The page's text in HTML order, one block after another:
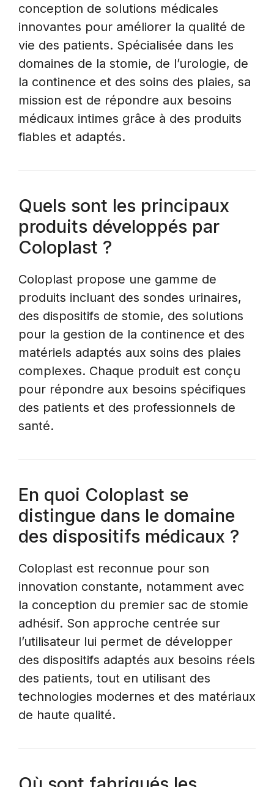
conception de solutions médicales
innovantes pour améliorer la qualité de
vie des patients. Spécialisée dans les
domaines de la stomie, de l’urologie, de
la continence et des soins des plaies, sa
mission est de répondre aux besoins
médicaux intimes grâce à des produits
fiables et adaptés.
Quels sont les principaux
produits développés par
Coloplast ?
Coloplast propose une gamme de
produits incluant des sondes urinaires,
des dispositifs de stomie, des solutions
pour la gestion de la continence et des
matériels adaptés aux soins des plaies
complexes. Chaque produit est conçu
pour répondre aux besoins spécifiques
des patients et des professionnels de
santé.
En quoi Coloplast se
distingue dans le domaine
des dispositifs médicaux ?
Coloplast est reconnue pour son
innovation constante, notamment avec
la conception du premier sac de stomie
adhésif. Son approche centrée sur
l’utilisateur lui permet de développer
des dispositifs adaptés aux besoins réels
des patients, tout en utilisant des
technologies modernes et des matériaux
de haute qualité.